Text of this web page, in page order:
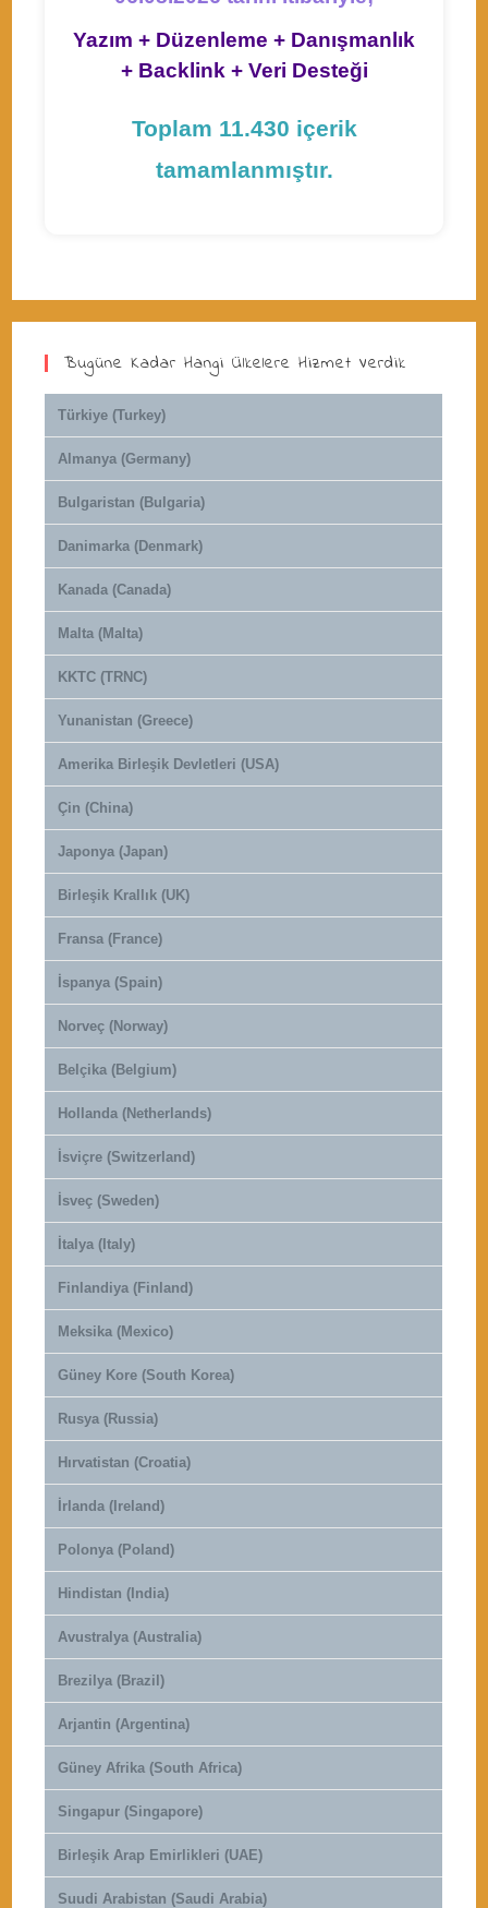
Yazım + Düzenleme + Danışmanlık
+ Backlink + Veri Desteği
Toplam 11.430 içerik
tamamlanmıştır.
Bugüne Kadar Hangi Ülkelere Hizmet Verdik
Türkiye (Turkey)
Almanya (Germany)
Bulgaristan (Bulgaria)
Danimarka (Denmark)
Kanada (Canada)
Malta (Malta)
KKTC (TRNC)
Yunanistan (Greece)
Amerika Birleşik Devletleri (USA)
Çin (China)
Japonya (Japan)
Birleşik Krallık (UK)
Fransa (France)
İspanya (Spain)
Norveç (Norway)
Belçika (Belgium)
Hollanda (Netherlands)
İsviçre (Switzerland)
İsveç (Sweden)
İtalya (Italy)
Finlandiya (Finland)
Meksika (Mexico)
Güney Kore (South Korea)
Rusya (Russia)
Hırvatistan (Croatia)
İrlanda (Ireland)
Polonya (Poland)
Hindistan (India)
Avustralya (Australia)
Brezilya (Brazil)
Arjantin (Argentina)
Güney Afrika (South Africa)
Singapur (Singapore)
Birleşik Arap Emirlikleri (UAE)
Suudi Arabistan (Saudi Arabia)